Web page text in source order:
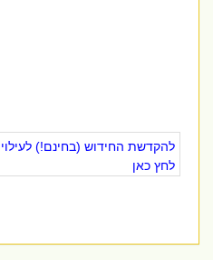
להקדשת החידוש (בחינם!) לעילוי
לחץ כאן